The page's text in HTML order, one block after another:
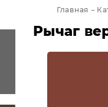
Главная
Рычаг